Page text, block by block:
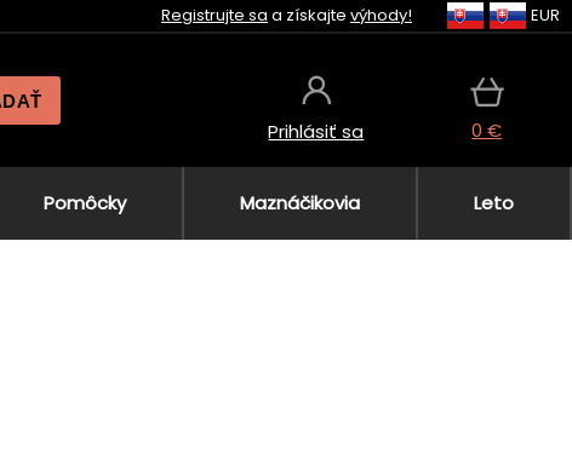
Registrujte sa a získajte výhody! EUR
Prihlásiť sa 0 €
Pomôcky Maznáčikovia Leto